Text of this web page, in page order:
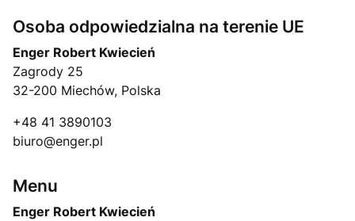
Osoba odpowiedzialna na terenie UE
Enger Robert Kwiecień
Zagrody 25
32-200 Miechów, Polska
+48 41 3890103
biuro@enger.pl
Menu
Enger Robert Kwiecień